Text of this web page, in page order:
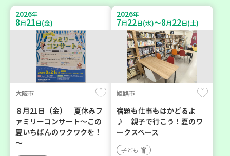
2026年
8月21日(金)
大阪市
８月21日（金） 夏休みフ
ァミリーコンサート～この
夏いちばんのワクワクを！
～
2026年
7月22日(水)～8月22日(土)
姫路市
宿題も仕事もはかどるよ
♪ 親子で行こう！夏のワ
ークスペース
子ども